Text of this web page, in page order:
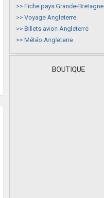
>> Fiche pays Grande-Bretagne
>> Voyage Angleterre
>> Billets avion Angleterre
>> Météo Angleterre
BOUTIQUE